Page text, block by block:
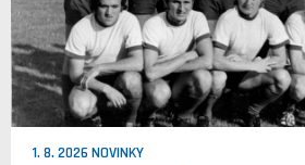
1. 8. 2026 NOVINKY